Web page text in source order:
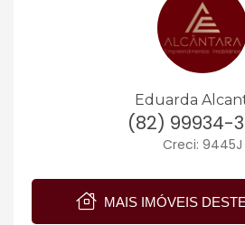
Eduarda
(82) 99934-
Creci: 9445J
MAIS IMÓVEIS